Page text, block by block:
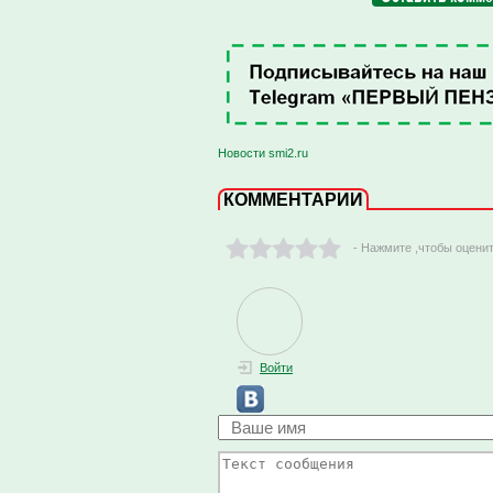
Новости smi2.ru
КОММЕНТАРИИ
- Нажмите ,чтобы
Войти